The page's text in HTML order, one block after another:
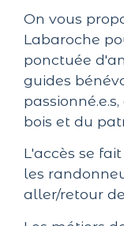
On vous
Labaroche
ponctuée
guides
bois et du
L'accès se
les
aller/retour